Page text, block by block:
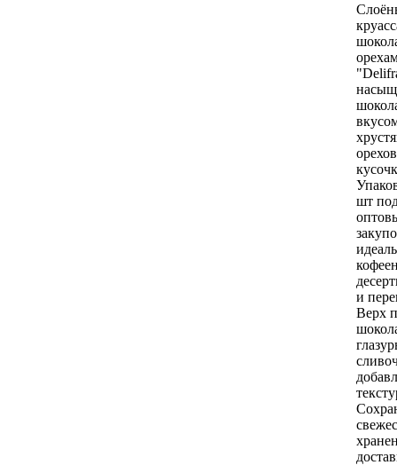
шт
и
Верх